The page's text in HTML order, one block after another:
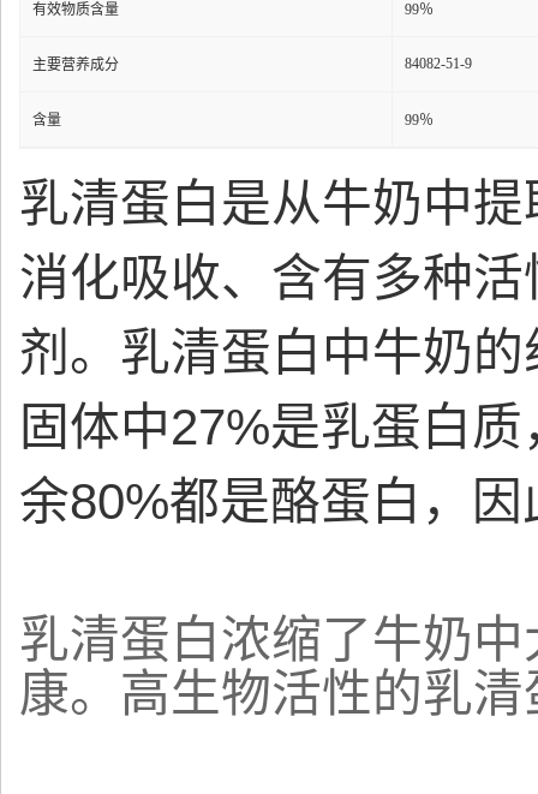
有效物质含量 99％
主要营养成分 84082-51-9
含量 99％
乳清蛋白是从牛奶中
消化吸收、含有多种
剂。乳清蛋白中牛奶
固体中27%是乳蛋白
余80%都是酪蛋白，
乳清蛋白浓缩了牛奶
康。高生物活性的乳